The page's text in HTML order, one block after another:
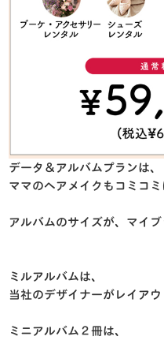
データ＆アルバムプランは、
ママのヘアメイクもコミコ
アルバムのサイズが、マイブ
ミルアルバムは、
当社のデザイナーがレイア
ミニアルバム２冊は、